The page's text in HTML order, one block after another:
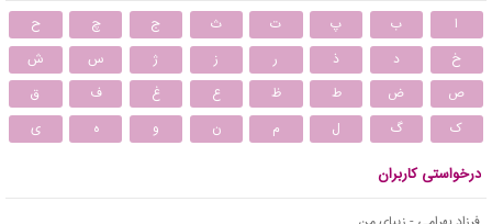
ا ب پ ت ث ج چ
ح
خ
د ذ ر ز ژ س
ش
ص
ض ط ظ ع غ ف
ق
ک
گ ل م ن و ه ی
درخواستی کاربران